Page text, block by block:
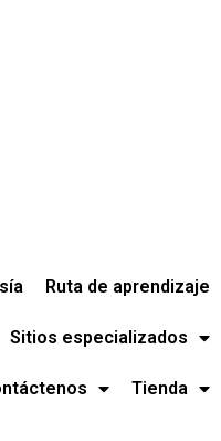
Ruta de aprendizaje
Sitios especializados
Tienda